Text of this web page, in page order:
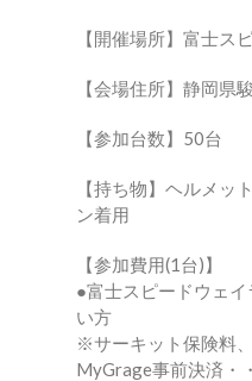
【開催場所】富士ス
【会場住所】静岡県
【参加台数】50台
【持ち物】ヘルメッ
ン着用
【参加費用(1台)】
●富士スピードウェ
い方
※サーキット保険料
MyGrage事前決済・